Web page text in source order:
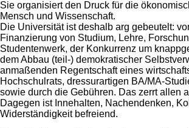
Sie organisiert den Druck für die
Mensch und Wissenschaft.
Die Universität ist deshalb arg gebeutelt:
Finanzierung von Studium, Lehre,
Studentenwerk, der Konkurrenz um
dem Abbau (teil-) demokratischer
anmaßenden Regentschaft eines
Hochschulrats, dressurartigen BA/MA-
sowie durch die Gebühren. Das zerrt allen
Dagegen ist Innehalten, Nachendenken,
Widerständigkeit befreiend.